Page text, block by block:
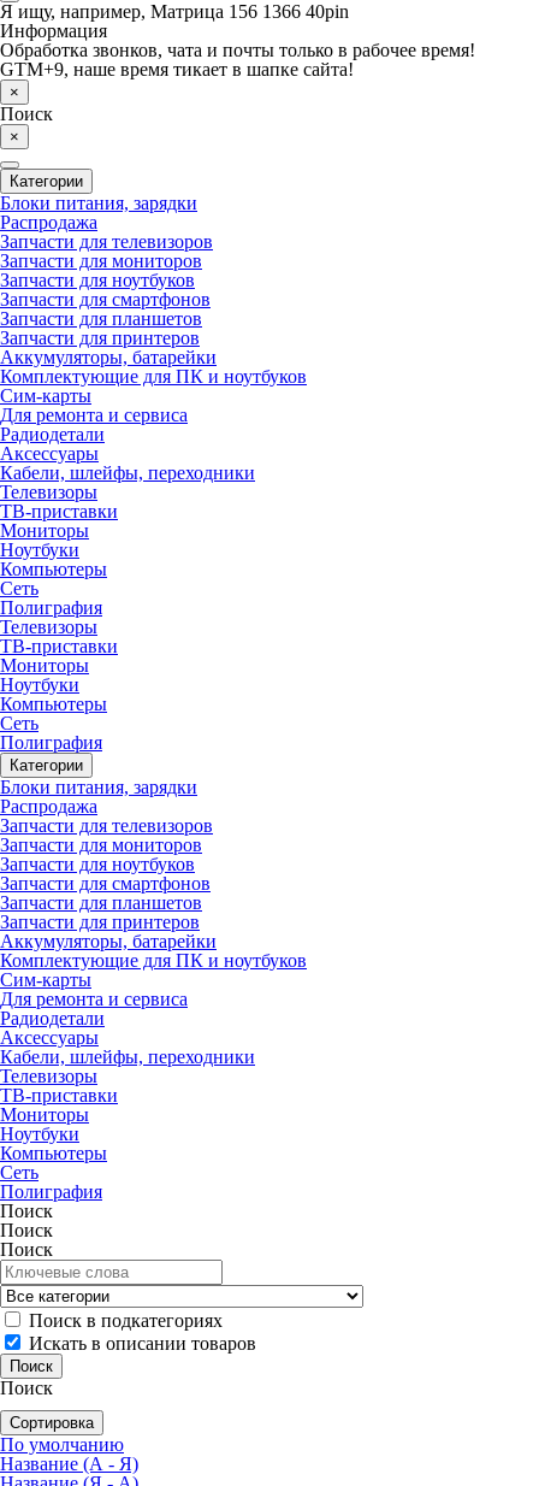
Я ищу, например, Матрица 156 1366 40pin
Информация
Обработка звонков, чата и почты только в рабочее время!
GTM+9, наше время тикает в шапке сайта!
×
Поиск
×
Категории
Блоки питания, зарядки
Распродажа
Запчасти для телевизоров
Запчасти для мониторов
Запчасти для ноутбуков
Запчасти для смартфонов
Запчасти для планшетов
Запчасти для принтеров
Аккумуляторы, батарейки
Комплектующие для ПК и ноутбуков
Сим-карты
Для ремонта и сервиса
Радиодетали
Аксессуары
Кабели, шлейфы, переходники
Телевизоры
ТВ-приставки
Мониторы
Ноутбуки
Компьютеры
Сеть
Полиграфия
Телевизоры
ТВ-приставки
Мониторы
Ноутбуки
Компьютеры
Сеть
Полиграфия
Категории
Блоки питания, зарядки
Распродажа
Запчасти для телевизоров
Запчасти для мониторов
Запчасти для ноутбуков
Запчасти для смартфонов
Запчасти для планшетов
Запчасти для принтеров
Аккумуляторы, батарейки
Комплектующие для ПК и ноутбуков
Сим-карты
Для ремонта и сервиса
Радиодетали
Аксессуары
Кабели, шлейфы, переходники
Телевизоры
ТВ-приставки
Мониторы
Ноутбуки
Компьютеры
Сеть
Полиграфия
Поиск
Поиск
Поиск
Поиск в подкатегориях
Искать в описании товаров
Поиск
Сортировка
По умолчанию
Название (А - Я)